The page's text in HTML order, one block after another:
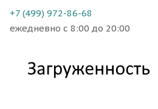
+7 (499) 972-86-68
ежедневно с 8:00 до 20:00